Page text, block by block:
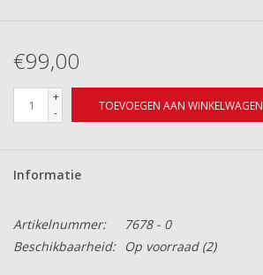
€99,00
+
-
TOEVOEGEN AAN WINKELWAGEN
Informatie
Artikelnummer:
7678 - 0
Beschikbaarheid:
Op voorraad(2)